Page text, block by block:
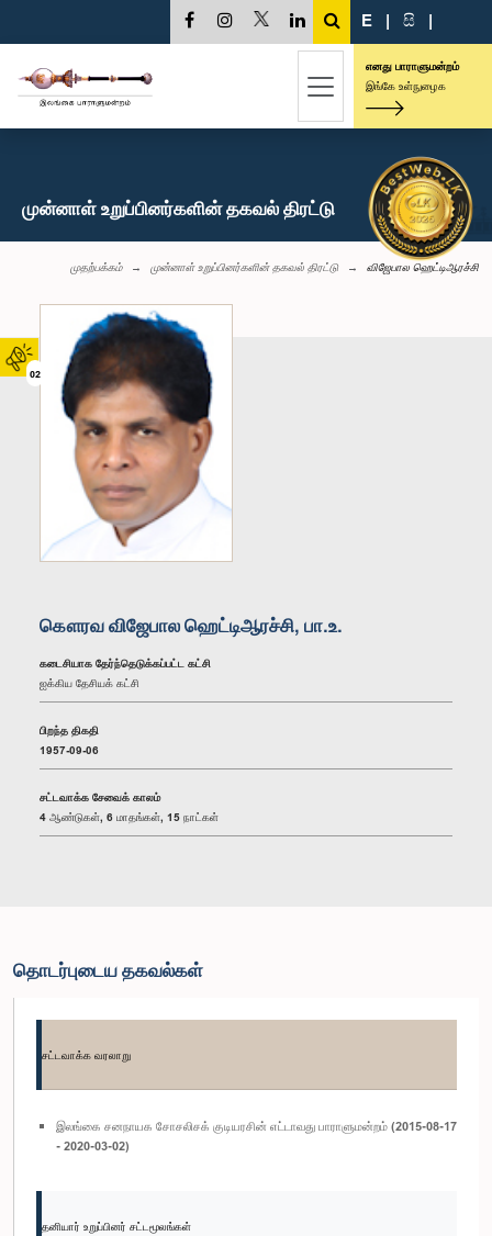
02
E | සි |
எனது பாராளுமன்றம்
இங்கே உள்நுழைக
முன்னாள் உறுப்பினர்களின் தகவல் திரட்டு
முதற்பக்கம் முன்னாள் உறுப்பினர்களின் தகவல் திரட்டு விஜேபால ஹெட்டிஆரச்சி
கௌரவ விஜேபால ஹெட்டிஆரச்சி, பா.உ.
கடைசியாக தேர்ந்தெடுக்கப்பட்ட கட்சி
ஐக்கிய தேசியக் கட்சி
பிறந்த திகதி
1957-09-06
சட்டவாக்க சேவைக் காலம்
4 ஆண்டுகள், 6 மாதங்கள், 15 நாட்கள்
தொடர்புடைய தகவல்கள்
சட்டவாக்க வரலாறு
இலங்கை சனநாயக சோசலிசக் குடியரசின் எட்டாவது பாராளுமன்றம் (2015-08-17
- 2020-03-02)
தனியார் உறுப்பினர் சட்டமூலங்கள்